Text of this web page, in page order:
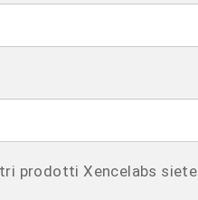
prodotti Xencelabs siete